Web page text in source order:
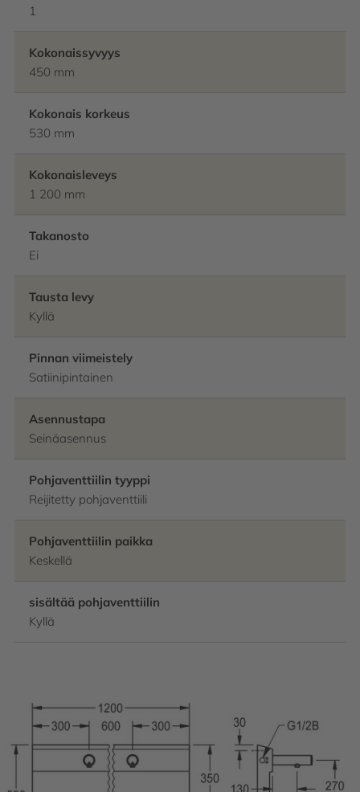
1
Kokonaissyvyys
450 mm
Kokonais korkeus
530 mm
Kokonaisleveys
1 200 mm
Takanosto
Ei
Tausta levy
Kyllä
Pinnan viimeistely
Satiinipintainen
Asennustapa
Seinäasennus
Pohjaventtiilin tyyppi
Reijitetty pohjaventtiili
Pohjaventtiilin paikka
Keskellä
sisältää pohjaventtiilin
Kyllä